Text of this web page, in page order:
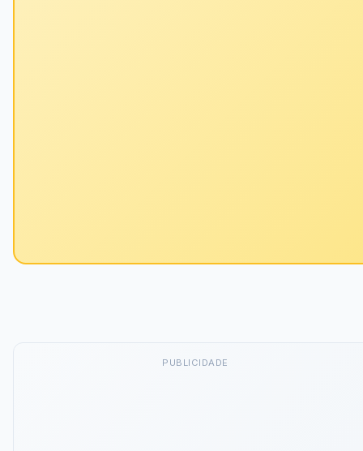
PUBLICIDADE